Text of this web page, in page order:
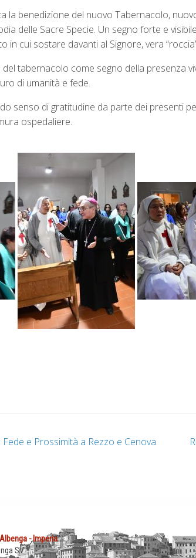
la benedizione del nuovo Tabernacolo,
delle Sacre Specie. Un segno forte e
cui sostare davanti al Signore, vera
tabernacolo come segno della
di umanità e fede.
senso di gratitudine da parte dei presenti
ospedaliere.
e Prossimità a Rezzo e Cenova
- Imperia
SV